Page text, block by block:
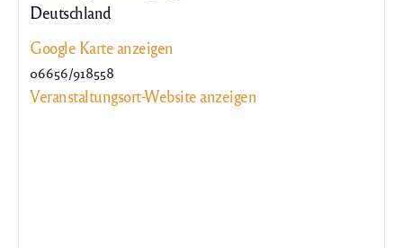
Deutschland
Google Karte anzeigen
06656/918558
Veranstaltungsort-Website anzeigen